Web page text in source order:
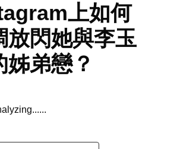
上如何
放閃她與李玉
姊弟戀？